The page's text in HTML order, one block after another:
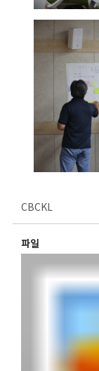
CBCKL
파일